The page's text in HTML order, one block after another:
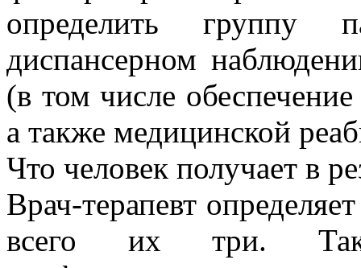
определить группу
диспансерном
(в том числе
а также медицинской
Что человек получает в
Врач-терапевт
всего их три.